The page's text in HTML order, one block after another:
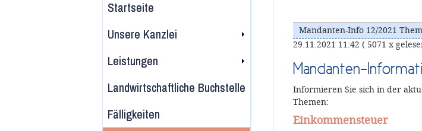
Startseite
Unsere Kanzlei
Leistungen
Landwirtschaftliche Buchstelle
Fälligkeiten
Mandanten-Info 12/2021
29.11.2021 11:42 ( 5071 x
Mandanten-
Informieren Sie sich in der
Themen:
Einkommensteuer